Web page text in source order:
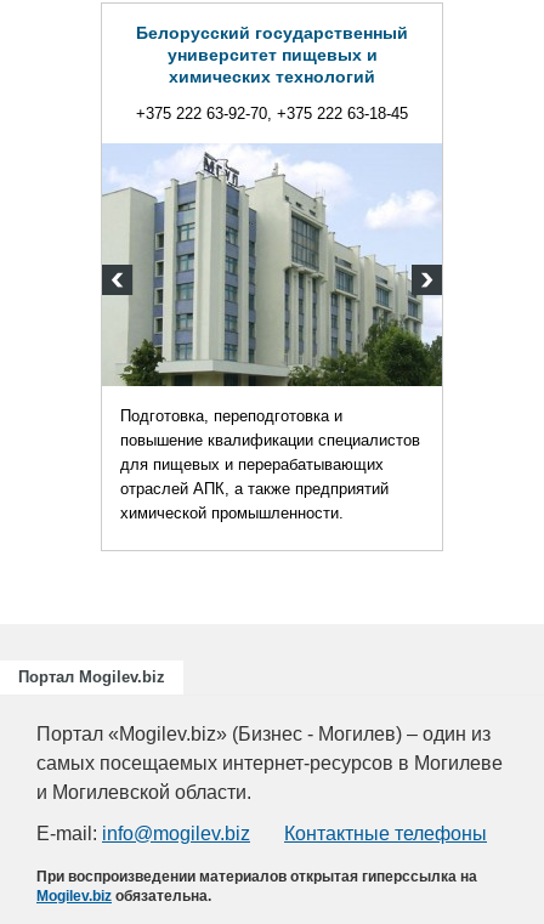
Белорусский государственный
университет пищевых и
химических технологий
+375 222 63-92-70, +375 222 63-18-45
Подготовка, переподготовка и
повышение квалификации специалистов
для пищевых и перерабатывающих
отраслей АПК, а также предприятий
химической промышленности.
Портал Mogilev.biz
Портал «Mogilev.biz» (Бизнес - Могилев) – один из
самых посещаемых интернет-ресурсов в Могилеве
и Могилевской области.
E-mail: info@mogilev.biz Контактные телефоны
При воспроизведении материалов открытая гиперссылка на
Mogilev.biz обязательна.